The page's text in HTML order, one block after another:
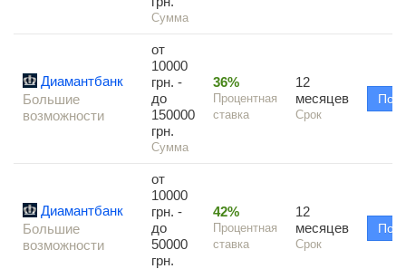
Сумма
Диамантбанк
Большие
возможности
от
10000
грн. -
до
150000
грн.
Сумма
36%
Процентная
ставка
12
месяцев
Срок
Диамантбанк
Большие
возможности
от
10000
грн. -
до
50000
грн.
42%
Процентная
ставка
12
месяцев
Срок